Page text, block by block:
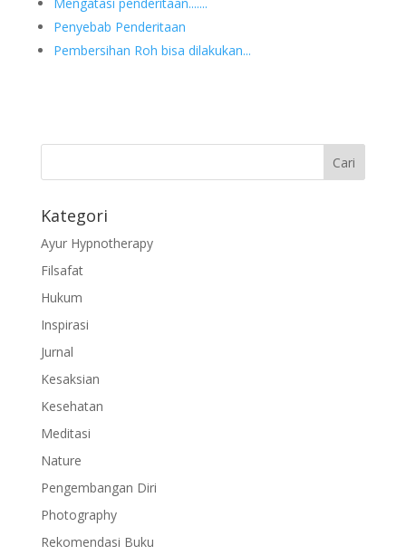
Penyebab Penderitaan
Pembersihan Roh bisa dilakukan...
Kategori
Ayur Hypnotherapy
Filsafat
Hukum
Inspirasi
Jurnal
Kesaksian
Kesehatan
Meditasi
Nature
Pengembangan Diri
Photography
Rekomendasi Buku